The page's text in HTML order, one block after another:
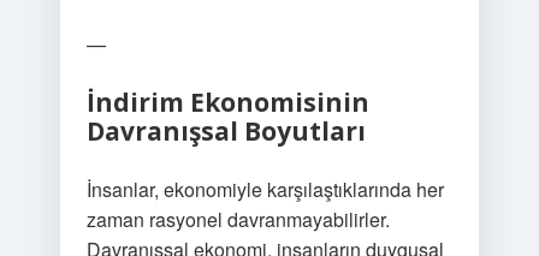
—
İndirim Ekonomisinin
Davranışsal Boyutları
İnsanlar, ekonomiyle karşılaştıklarında her
zaman rasyonel davranmayabilirler.
Davranışsal ekonomi, insanların duygusal